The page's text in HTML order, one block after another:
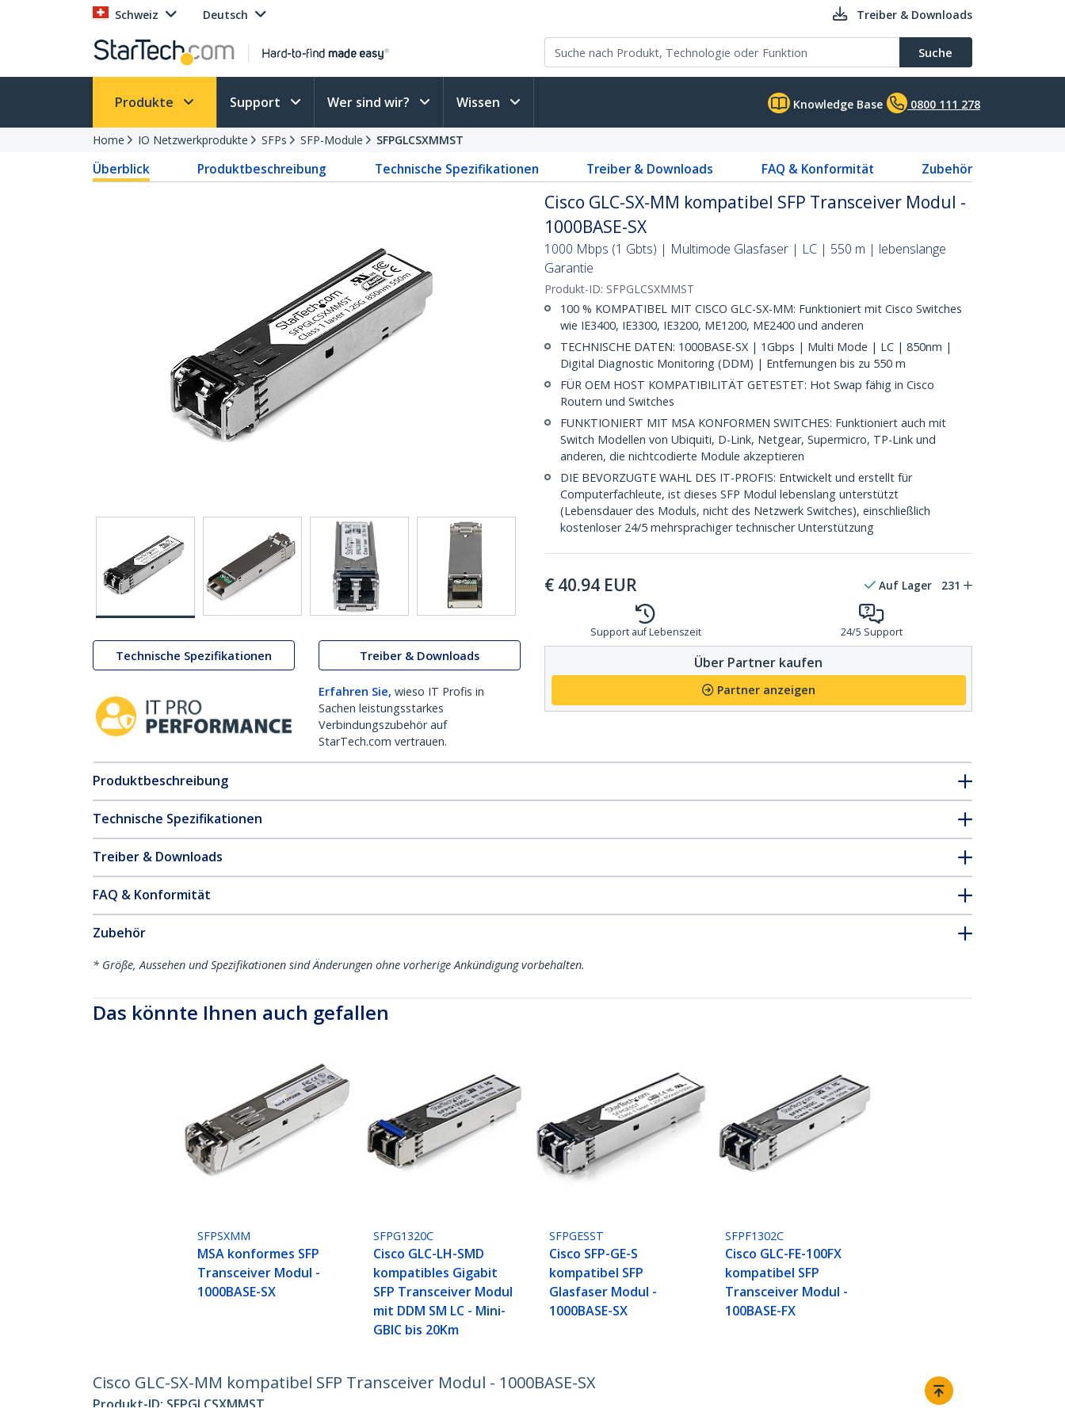
Schweiz Deutsch Treiber & Downloads
Suche
Produkte Support Wer sind wir? Wissen Knowledge Base 0800 111 278
Home IO Netzwerkprodukte SFPs SFP-Module SFPGLCSXMMST
Überblick Produktbeschreibung Technische Spezifikationen Treiber & Downloads FAQ & Konformität Zubehör
Technische Spezifikationen Treiber & Downloads
Erfahren Sie, wieso IT Profis in
Sachen leistungsstarkes
Verbindungszubehör auf
StarTech.com vertrauen.
Cisco GLC-SX-MM kompatibel SFP Transceiver Modul -
1000BASE-SX
1000 Mbps (1 Gbts) | Multimode Glasfaser | LC | 550 m | lebenslange
Garantie
Produkt-ID: SFPGLCSXMMST
100 % KOMPATIBEL MIT CISCO GLC-SX-MM: Funktioniert mit Cisco Switches
wie IE3400, IE3300, IE3200, ME1200, ME2400 und anderen
TECHNISCHE DATEN: 1000BASE-SX | 1Gbps | Multi Mode | LC | 850nm |
Digital Diagnostic Monitoring (DDM) | Entfernungen bis zu 550 m
FÜR OEM HOST KOMPATIBILITÄT GETESTET: Hot Swap fähig in Cisco
Routern und Switches
FUNKTIONIERT MIT MSA KONFORMEN SWITCHES: Funktioniert auch mit
Switch Modellen von Ubiquiti, D-Link, Netgear, Supermicro, TP-Link und
anderen, die nichtcodierte Module akzeptieren
DIE BEVORZUGTE WAHL DES IT-PROFIS: Entwickelt und erstellt für
Computerfachleute, ist dieses SFP Modul lebenslang unterstützt
(Lebensdauer des Moduls, nicht des Netzwerk Switches), einschließlich
kostenloser 24/5 mehrsprachiger technischer Unterstützung
€ 40.94 EUR Auf Lager 231
Support auf Lebenszeit 24/5 Support
Über Partner kaufen
Partner anzeigen
Produktbeschreibung
Technische Spezifikationen
Treiber & Downloads
FAQ & Konformität
Zubehör
* Größe, Aussehen und Spezifikationen sind Änderungen ohne vorherige Ankündigung vorbehalten.
Das könnte Ihnen auch gefallen
SFPSXMM
MSA konformes SFP
Transceiver Modul -
1000BASE-SX
SFPG1320C
Cisco GLC-LH-SMD
kompatibles Gigabit
SFP Transceiver Modul
mit DDM SM LC - Mini-
GBIC bis 20Km
SFPGESST
Cisco SFP-GE-S
kompatibel SFP
Glasfaser Modul -
1000BASE-SX
SFPF1302C
Cisco GLC-FE-100FX
kompatibel SFP
Transceiver Modul -
100BASE-FX
Cisco GLC-SX-MM kompatibel SFP Transceiver Modul - 1000BASE-SX
Produkt-ID: SFPGLCSXMMST